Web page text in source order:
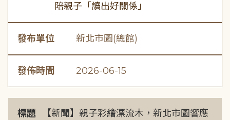
陪親子「讀出好關係」
發布單位 新北市圖(總館)
發佈時間 2026-06-15
標題
【新聞】親子彩繪漂流木，新北市圖響應